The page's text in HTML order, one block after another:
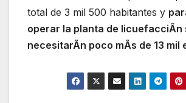
total de 3 mil 500 habitantes y
operar la planta de licuefacciÃn
necesitarÃn poco mÃs de 13 mil